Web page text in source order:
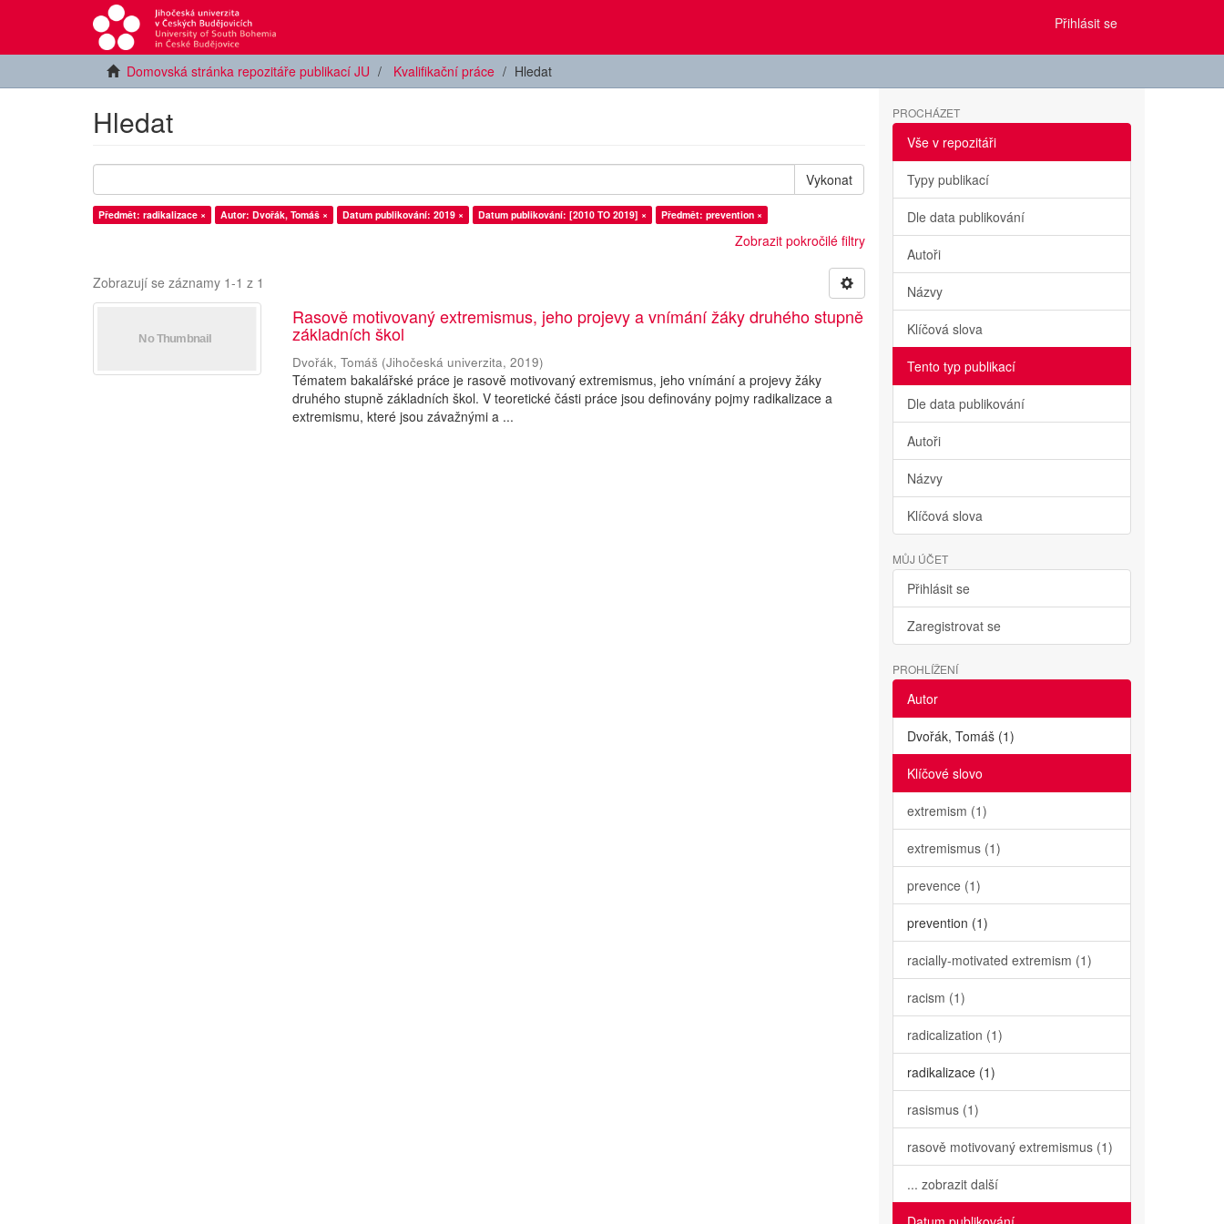
Přihlásit se
Domovská stránka repozitáře publikací JU Kvalifikační práce Hledat
Hledat
Vykonat
Předmět: radikalizace × Autor: Dvořák, Tomáš × Datum publikování: 2019 × Datum publikování: [2010 TO 2019] × Předmět: prevention ×
Zobrazit pokročilé filtry
Zobrazují se záznamy 1-1 z 1
Rasově motivovaný extremismus, jeho projevy a vnímání žáky druhého stupně
základních škol
Dvořák, Tomáš (Jihočeská univerzita,2019)
Tématem bakalářské práce je rasově motivovaný extremismus, jeho vnímání a projevy žáky
druhého stupně základních škol. V teoretické části práce jsou definovány pojmy radikalizace a
extremismu, které jsou závažnými a ...
PROCHÁZET
Vše v repozitáři
Typy publikací
Dle data publikování
Autoři
Názvy
Klíčová slova
Tento typ publikací
Dle data publikování
Autoři
Názvy
Klíčová slova
MŮJ ÚČET
Přihlásit se
Zaregistrovat se
PROHLÍŽENÍ
Autor
Dvořák, Tomáš (1)
Klíčové slovo
extremism (1)
extremismus (1)
prevence (1)
prevention (1)
racially-motivated extremism (1)
racism (1)
radicalization (1)
radikalizace (1)
rasismus (1)
rasově motivovaný extremismus (1)
... zobrazit další